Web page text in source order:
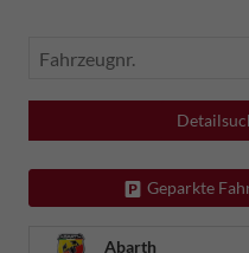
Fahrzeugnr.
Geparkte
Abarth